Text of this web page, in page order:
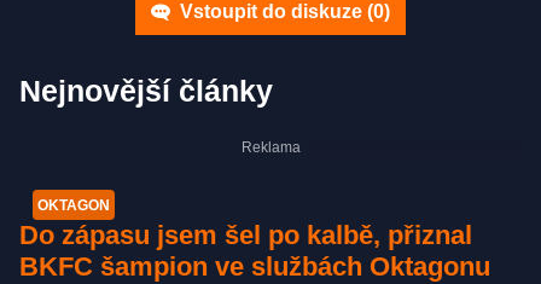
Vstoupit do diskuze (0)
Nejnovější články
OKTAGON
Do zápasu jsem šel po kalbě, přiznal
BKFC šampion ve službách Oktagonu